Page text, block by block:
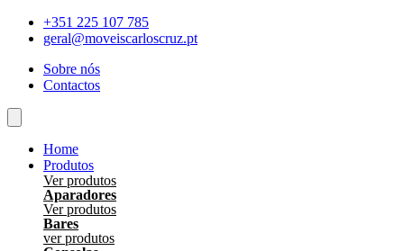
Skip
+351 225 107 785
geral@moveiscarloscruz.pt
Sobre nós
Contactos
Home
Produtos
Ver produtos
Aparadores
Ver produtos
Bares
ver produtos